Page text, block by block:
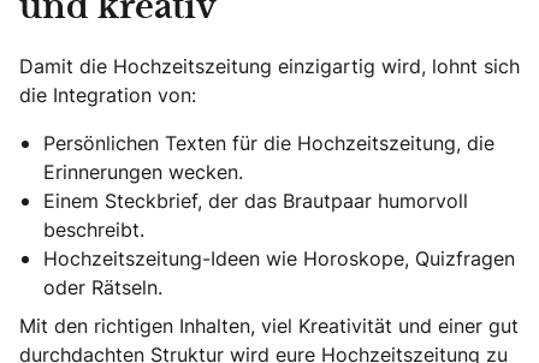
und kreativ
Damit die Hochzeitszeitung einzigartig wird, lohnt sich
die Integration von:
Persönlichen Texten für die Hochzeitszeitung, die
Erinnerungen wecken.
Einem Steckbrief, der das Brautpaar humorvoll
beschreibt.
Hochzeitszeitung-Ideen wie Horoskope, Quizfragen
oder Rätseln.
Mit den richtigen Inhalten, viel Kreativität und einer gut
durchdachten Struktur wird eure Hochzeitszeitung zu